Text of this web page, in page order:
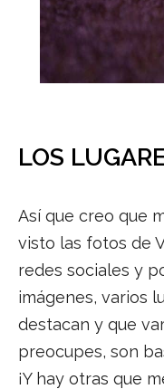
LOS
Así que creo que
visto las fotos de
redes sociales y
imágenes, varios
destacan y que
preocupes, son
¡Y hay otras que